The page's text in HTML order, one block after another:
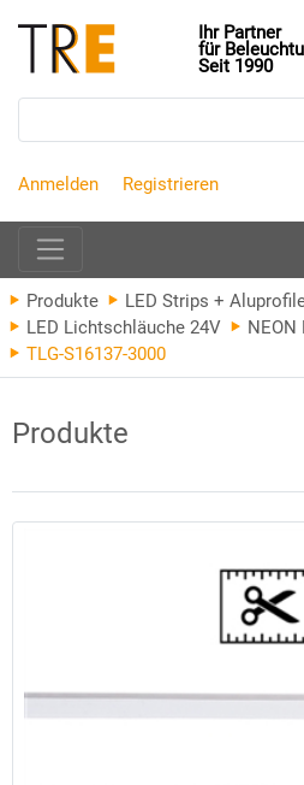
Ihr Partner
für
Seit 1990
Anmelden Registrieren
Produkte
LED Strips +
LED Lichtschläuche 24V
NEON
TLG-S16137-3000
Produkte